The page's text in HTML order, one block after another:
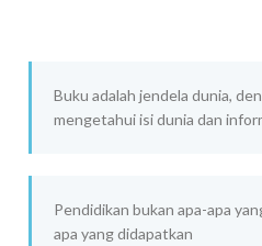
Buku adalah jendela dunia,
mengetahui isi dunia dan
Pendidikan bukan apa-apa
apa yang didapatkan